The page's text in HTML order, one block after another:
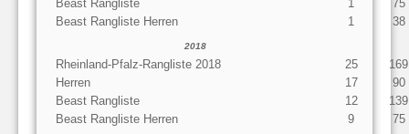
Beast Rangliste
1
75
Beast Rangliste Herren
1 38
2018
Rheinland-Pfalz-Rangliste 2018 25
169
Herren
17
90
Beast Rangliste
12
139
Beast Rangliste Herren
9 75